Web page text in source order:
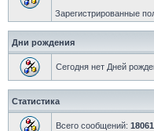
Зарегистрированные
Дни рождения
Сегодня нет Дней
Статистика
Всего сообщений: 18061